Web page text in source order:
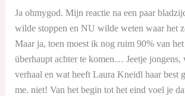
Ja ohmygod. Mijn reactie na een paar
wilde stoppen en NU wilde weten waar het
Maar ja, toen moest ik nog ruim 90% van
überhaupt achter te komen… Jeetje jongens,
verhaal en wat heeft Laura Kneidl haar best
me. niet! Van het begin tot het eind voel je